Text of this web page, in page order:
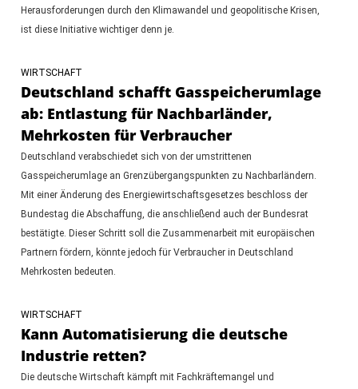
Herausforderungen durch den Klimawandel und geopolitische Krisen,
ist diese Initiative wichtiger denn je.
WIRTSCHAFT
Deutschland schafft Gasspeicherumlage
ab: Entlastung für Nachbarländer,
Mehrkosten für Verbraucher
Deutschland verabschiedet sich von der umstrittenen
Gasspeicherumlage an Grenzübergangspunkten zu Nachbarländern.
Mit einer Änderung des Energiewirtschaftsgesetzes beschloss der
Bundestag die Abschaffung, die anschließend auch der Bundesrat
bestätigte. Dieser Schritt soll die Zusammenarbeit mit europäischen
Partnern fördern, könnte jedoch für Verbraucher in Deutschland
Mehrkosten bedeuten.
WIRTSCHAFT
Kann Automatisierung die deutsche
Industrie retten?
Die deutsche Wirtschaft kämpft mit Fachkräftemangel und